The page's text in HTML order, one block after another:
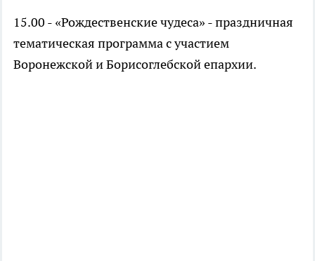
15.00 - «Рождественские чудеса» - праздничная
тематическая программа с участием
Воронежской и Борисоглебской епархии.